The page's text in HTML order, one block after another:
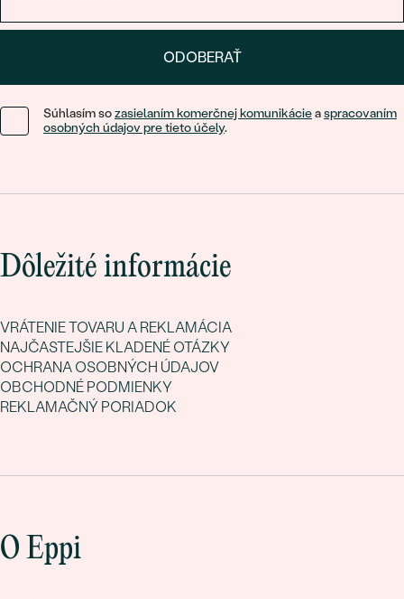
ODOBERAŤ
Súhlasím sozasielaním komerčnej komunikácieaspracovaním
osobných údajov pre tieto účely.
Dôležité informácie
VRÁTENIE TOVARU A REKLAMÁCIA
NAJČASTEJŠIE KLADENÉ OTÁZKY
OCHRANA OSOBNÝCH ÚDAJOV
OBCHODNÉ PODMIENKY
REKLAMAČNÝ PORIADOK
O Eppi